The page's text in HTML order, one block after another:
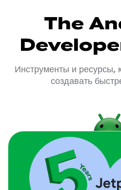
The
Инструменты и ресурсы,
создавать